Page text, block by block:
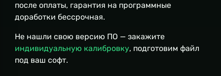
после оплаты, гарантия на программные
доработки бессрочная.
Не нашли свою версию ПО — закажите
индивидуальную калибровку, подготовим файл
под ваш софт.